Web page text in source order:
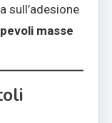
sull’adesione
masse